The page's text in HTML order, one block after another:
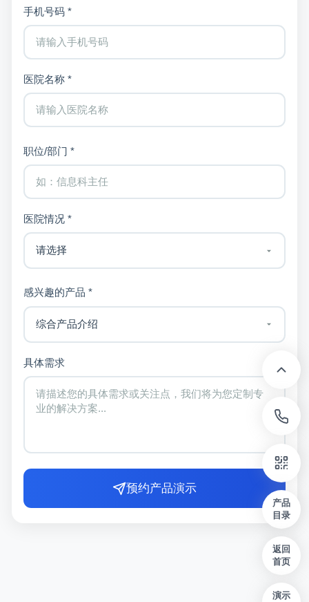
手机号码 *
医院名称 *
职位/部门 *
医院情况 *
感兴趣的产品 *
具体需求
预约产品演示
产品
目录
返回
首页
演示